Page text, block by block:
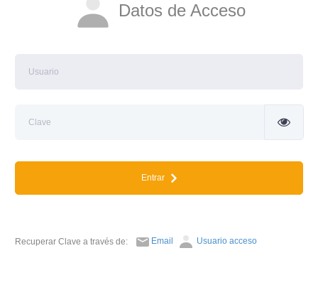
Datos de Acceso
Entrar
Recuperar Clave a través de: Email Usuario acceso